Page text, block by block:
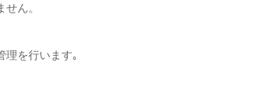
ん。
理を行います｡